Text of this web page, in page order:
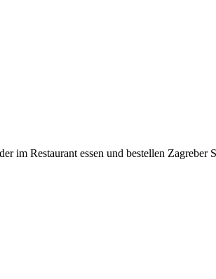
im Restaurant essen und bestellen Zagreber